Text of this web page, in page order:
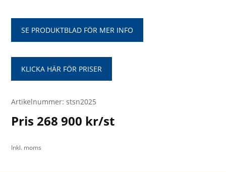
SE PRODUKTBLAD FÖR MER INFO
KLICKA HÄR FÖR PRISER
Artikelnummer: stsn2025
Pris 268 900 kr/st
Inkl. moms